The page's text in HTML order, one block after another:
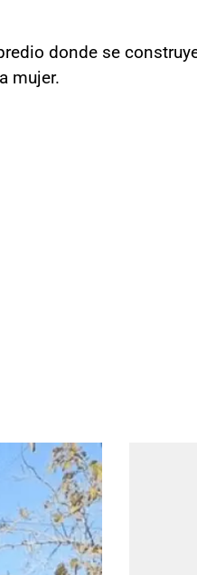
donde se
mujer.